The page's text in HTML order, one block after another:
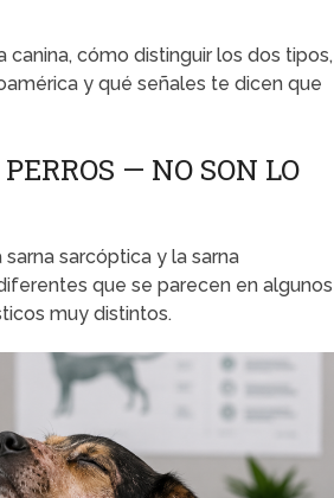
cómo distinguir los dos tipos,
y qué señales te dicen que
— NO SON LO
sarcóptica y la sarna
que se parecen en algunos
muy distintos.